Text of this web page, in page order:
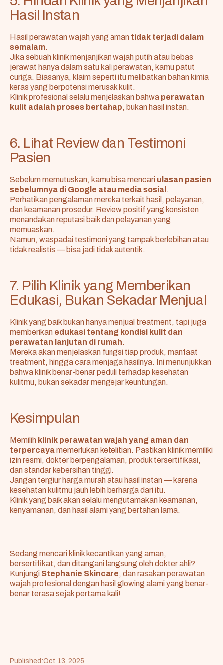
Hasil Instan
Hasil perawatan wajah yang aman tidak terjadi dalam
semalam.
Jika sebuah klinik menjanjikan wajah putih atau bebas
jerawat hanya dalam satu kali perawatan, kamu patut
curiga. Biasanya, klaim seperti itu melibatkan bahan kimia
keras yang berpotensi merusak kulit.
Klinik profesional selalu menjelaskan bahwa perawatan
kulit adalah proses bertahap, bukan hasil instan.
6. Lihat Review dan Testimoni
Pasien
Sebelum memutuskan, kamu bisa mencari ulasan pasien
sebelumnya di Google atau media sosial .
Perhatikan pengalaman mereka terkait hasil, pelayanan,
dan keamanan prosedur. Review positif yang konsisten
menandakan reputasi baik dan pelayanan yang
memuaskan.
Namun, waspadai testimoni yang tampak berlebihan atau
tidak realistis — bisa jadi tidak autentik.
7. Pilih Klinik yang Memberikan
Edukasi, Bukan Sekadar Menjual
Klinik yang baik bukan hanya menjual treatment, tapi juga
memberikan edukasi tentang kondisi kulit dan
perawatan lanjutan di rumah.
Mereka akan menjelaskan fungsi tiap produk, manfaat
treatment, hingga cara menjaga hasilnya. Ini menunjukkan
bahwa klinik benar-benar peduli terhadap kesehatan
kulitmu, bukan sekadar mengejar keuntungan.
Kesimpulan
Memilih klinik perawatan wajah yang aman dan
terpercayamemerlukan ketelitian. Pastikan klinik memiliki
izin resmi, dokter berpengalaman, produk tersertifikasi,
dan standar kebersihan tinggi.
Jangan tergiur harga murah atau hasil instan — karena
kesehatan kulitmu jauh lebih berharga dari itu.
Klinik yang baik akan selalu mengutamakan keamanan,
kenyamanan, dan hasil alami yang bertahan lama.
Sedang mencari klinik kecantikan yang aman,
bersertifikat, dan ditangani langsung oleh dokter ahli?
Kunjungi Stephanie Skincare, dan rasakan perawatan
wajah profesional dengan hasil glowing alami yang benar-
benar terasa sejak pertama kali!
Published:Oct 13, 2025